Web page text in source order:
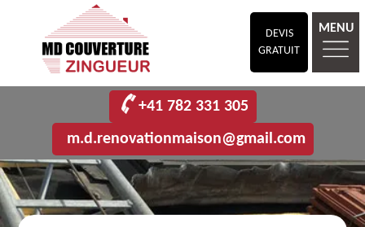
DEVIS
GRATUIT
MENU
+41 782 331 305
m.d.renovationmaison@gmail.com